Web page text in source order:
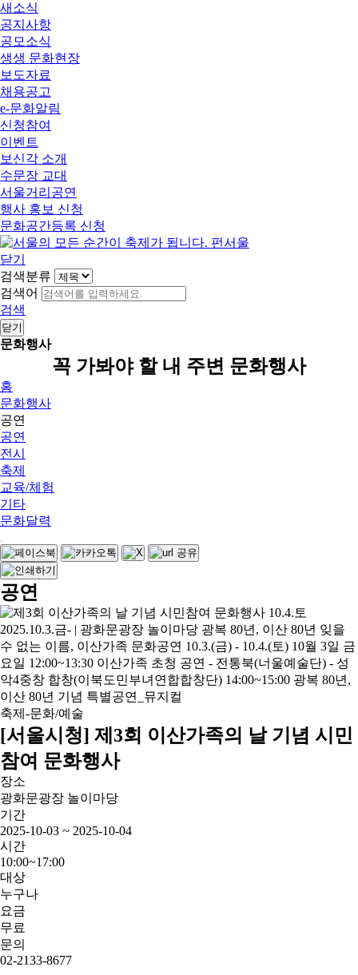
새소식
공지사항
공모소식
생생 문화현장
보도자료
채용공고
e-문화알림
신청참여
이벤트
보신각 소개
수문장 교대
서울거리공연
행사 홍보 신청
문화공간등록 신청
닫기
검색분류
검색어
검색
닫기
문화행사
꼭 가봐야 할 내 주변 문화행사
홈
문화행사
공연
공연
전시
축제
교육/체험
기타
문화달력
공연
축제-문화/예술
[서울시청] 제3회 이산가족의 날 기념 시민
참여 문화행사
장소
광화문광장 놀이마당
기간
2025-10-03 ~ 2025-10-04
시간
10:00~17:00
대상
누구나
요금
무료
문의
02-2133-8677